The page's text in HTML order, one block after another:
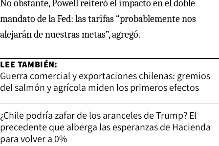
No obstante, Powell reiteró el impacto en el doble
mandato de la Fed: las tarifas “probablemente nos
alejarán de nuestras metas”, agregó.
LEE TAMBIÉN:
Guerra comercial y exportaciones chilenas: gremios
del salmón y agrícola miden los primeros efectos
¿Chile podría zafar de los aranceles de Trump? El
precedente que alberga las esperanzas de Hacienda
para volver a 0%